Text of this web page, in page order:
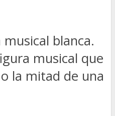
blanca.
musical que
la mitad de una